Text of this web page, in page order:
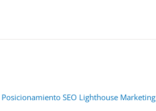
Posicionamiento SEO Lighthouse Marketing